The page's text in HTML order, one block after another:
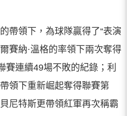
帶領下，為球隊贏得了“表演
賽納·溫格的率領下兩次奪得
賽連續49場不敗的紀錄；利
領下重新崛起奪得聯賽第
尼特斯更帶領紅軍再次稱霸